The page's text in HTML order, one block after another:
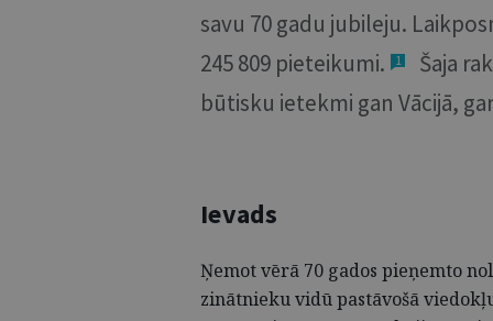
savu 70 gadu jubileju.
245 809 pieteikumi.
1
Šaja
būtisku ietekmi gan Vācijā,
Ievads
Ņemot vērā 70 gados pieņemto
zinātnieku vidū pastāvošā